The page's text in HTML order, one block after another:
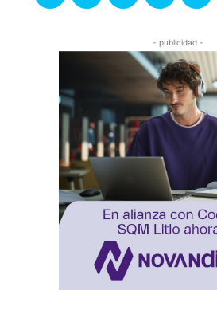
- publicidad -